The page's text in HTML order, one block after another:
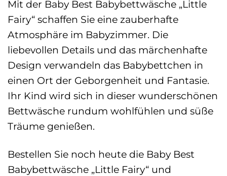
Mit der Baby Best Babybettwäsche „Little
Fairy“ schaffen Sie eine zauberhafte
Atmosphäre im Babyzimmer. Die
liebevollen Details und das märchenhafte
Design verwandeln das Babybettchen in
einen Ort der Geborgenheit und Fantasie.
Ihr Kind wird sich in dieser wunderschönen
Bettwäsche rundum wohlfühlen und süße
Träume genießen.
Bestellen Sie noch heute die Baby Best
Babybettwäsche „Little Fairy“ und